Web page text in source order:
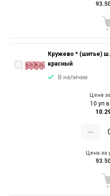
Кружево * (шитье)
красный
В наличии
Цена
10 уп
Цена за